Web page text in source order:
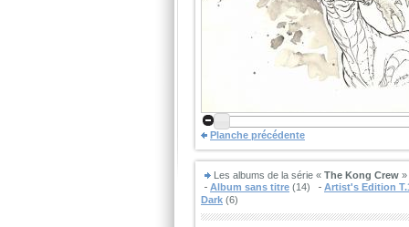
Planche précédente
Les albums de la série « The Kong Crew »
Album sans titre (14)
Artist's Edition
Dark (6)